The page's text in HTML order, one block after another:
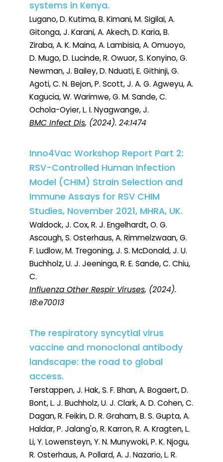
systems in Kenya.
Lugano, D. Kutima, B. Kimani, M. Sigilai, A.
Gitonga, J. Karani, A. Akech, D. Karia, B.
Ziraba, A. K. Maina, A. Lambisia, A. Omuoyo,
D. Mugo, D. Lucinde, R. Owuor, S. Konyino, G.
Newman, J. Bailey, D. Nduati, E. Githinji, G.
Agoti, C. N. Bejon, P. Scott, J. A. G. Agweyu, A.
Kagucia, W. Warimwe, G. M. Sande, C.
Ochola-Oyier, L. I. Nyagwange, J.
BMC Infect Dis, (2024). 24:1474
Inno4Vac Workshop Report Part 2:
RSV-Controlled Human Infection
Model (CHIM) Strain Selection and
Immune Assays for RSV CHIM
Studies, November 2021, MHRA, UK.
Waldock, J. Cox, R. J. Engelhardt, O. G.
Ascough, S. Osterhaus, A. Rimmelzwaan, G.
F. Ludlow, M. Tregoning, J. S. McDonald, J. U.
Buchholz, U. J. Jeeninga, R. E. Sande, C. Chiu,
C.
Influenza Other Respir Viruses, (2024).
18:e70013
The respiratory syncytial virus
vaccine and monoclonal antibody
landscape: the road to global
access.
Terstappen, J. Hak, S. F. Bhan, A. Bogaert, D.
Bont, L. J. Buchholz, U. J. Clark, A. D. Cohen, C.
Dagan, R. Feikin, D. R. Graham, B. S. Gupta, A.
Haldar, P. Jalang'o, R. Karron, R. A. Kragten, L.
Li, Y. Lowensteyn, Y. N. Munywoki, P. K. Njogu,
R. Osterhaus, A. Pollard, A. J. Nazario, L. R.